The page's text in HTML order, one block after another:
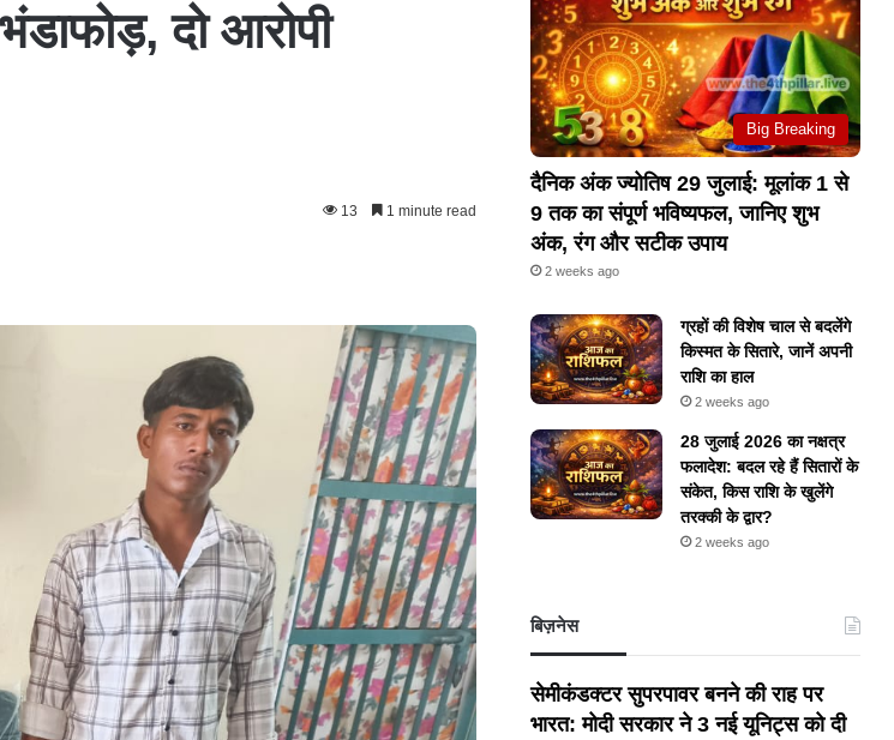
दो आरोपी
13 1 minute read
Big Breaking
दैनिक अंक ज्योतिष 29 जुलाई: मूलांक 1 से
9 तक का संपूर्ण भविष्यफल, जानिए शुभ
अंक, रंग और सटीक उपाय
2 weeks ago
ग्रहों की विशेष चाल से बदलेंगे
किस्मत के सितारे, जानें अपनी
राशि का हाल
2 weeks ago
28 जुलाई 2026 का नक्षत्र
फलादेश: बदल रहे हैं सितारों के
संकेत, किस राशि के खुलेंगे
तरक्की के द्वार?
2 weeks ago
बिज़नेस
सेमीकंडक्टर सुपरपावर बनने की राह पर
भारत: मोदी सरकार ने 3 नई यूनिट्स को दी